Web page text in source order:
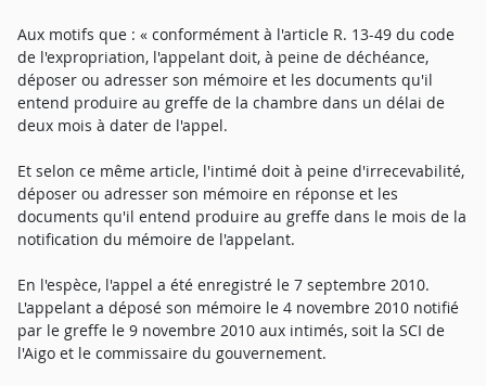
Aux motifs que : « conformément à l'article R. 13-49 du code
de l'expropriation, l'appelant doit, à peine de déchéance,
déposer ou adresser son mémoire et les documents qu'il
entend produire au greffe de la chambre dans un délai de
deux mois à dater de l'appel.
Et selon ce même article, l'intimé doit à peine d'irrecevabilité,
déposer ou adresser son mémoire en réponse et les
documents qu'il entend produire au greffe dans le mois de la
notification du mémoire de l'appelant.
En l'espèce, l'appel a été enregistré le 7 septembre 2010.
L'appelant a déposé son mémoire le 4 novembre 2010 notifié
par le greffe le 9 novembre 2010 aux intimés, soit la SCI de
l'Aigo et le commissaire du gouvernement.